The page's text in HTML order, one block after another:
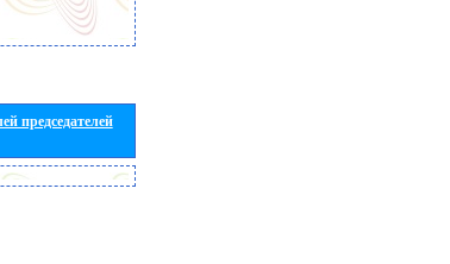
председателей